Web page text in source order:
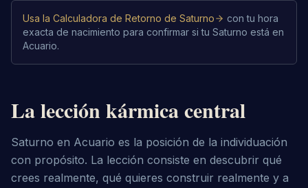
Usa la Calculadora de Retorno de Saturno
con tu hora
exacta de nacimiento para confirmar si tu Saturno está en
Acuario.
La lección kármica central
Saturno en Acuario es la posición de la individuación
con propósito. La lección consiste en descubrir qué
crees realmente, qué quieres construir realmente y a